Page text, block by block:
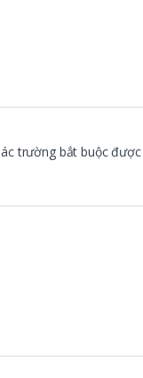
trường bắt buộc